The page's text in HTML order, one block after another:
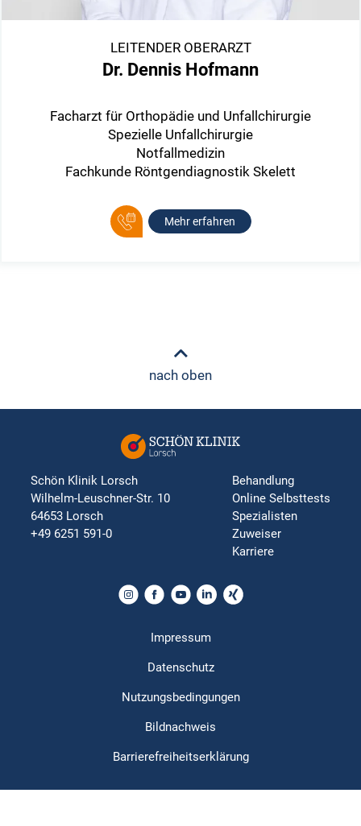
LEITENDER OBERARZT
Dr. Dennis Hofmann
Facharzt für Orthopädie und Unfallchirurgie
Spezielle Unfallchirurgie
Notfallmedizin
Fachkunde Röntgendiagnostik Skelett
Mehr erfahren
nach oben
Schön Klinik Lorsch
Wilhelm-Leuschner-Str. 10
64653 Lorsch
+49 6251 591-0
Behandlung
Online Selbsttests
Spezialisten
Zuweiser
Karriere
Impressum
Datenschutz
Nutzungsbedingungen
Bildnachweis
Barrierefreiheitserklärung